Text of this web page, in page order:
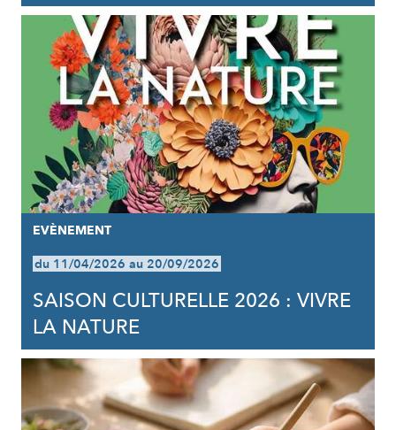
EVÈNEMENT
du 11/04/2026 au 20/09/2026
SAISON CULTURELLE 2026 : VIVRE
LA NATURE